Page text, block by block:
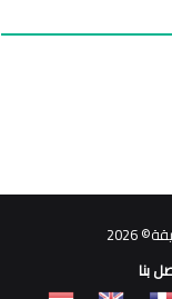
2026
بنا